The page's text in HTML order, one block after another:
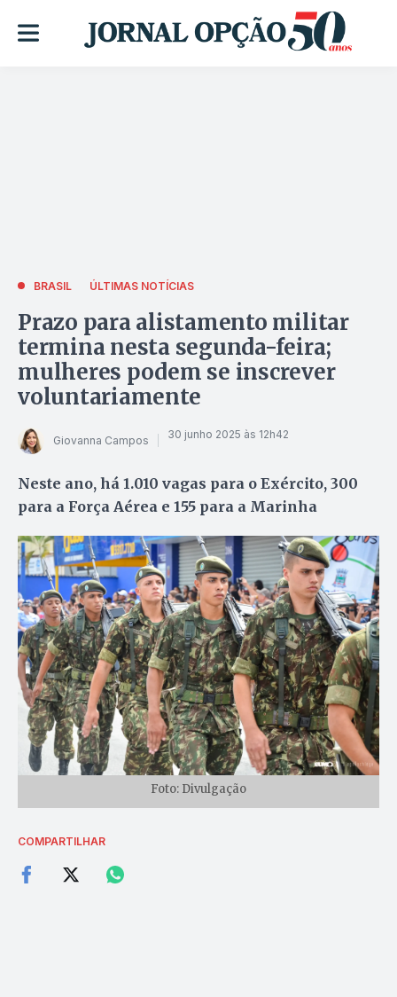
BRASIL ÚLTIMAS NOTÍCIAS
Prazo para alistamento militar
termina nesta segunda-feira;
mulheres podem se inscrever
voluntariamente
Giovanna Campos 30 junho 2025 às 12h42
Neste ano, há 1.010 vagas para o Exército, 300
para a Força Aérea e 155 para a Marinha
Foto: Divulgação
COMPARTILHAR